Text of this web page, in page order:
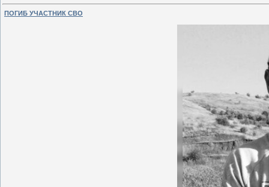
ПОГИБ УЧАСТНИК СВО